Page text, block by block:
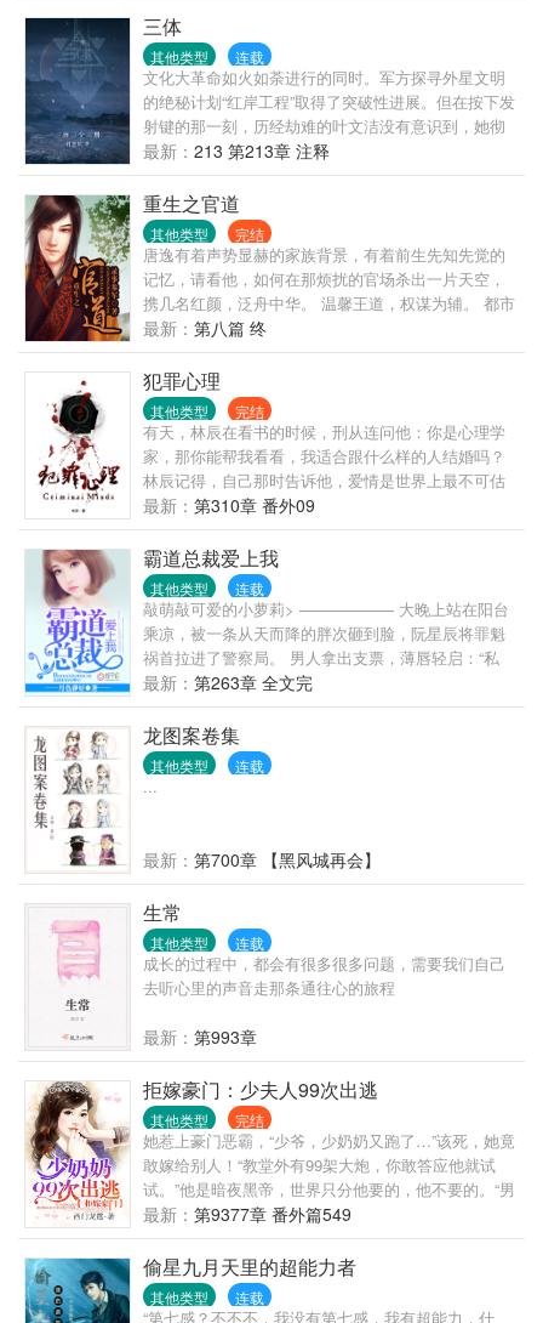
三体
其他类型 连载
文化大革命如火如荼进行的同时。军方探寻外星文明
的绝秘计划“红岸工程”取得了突破性进展。但在按下发
射键的那一刻，历经劫难的叶文洁没有意识到，她彻
底改变了人类的命运。地球文明向宇宙发出的第一声
啼鸣，以太阳为中心，以光速向宇宙深处飞驰…… 四
光年外，“三体文明”正苦苦挣扎——三颗无规则运行的
太阳主导下的百余次毁灭与重生逼迫他们逃离母星。
而恰在此时。他们接收到了地球发来的信息。在运用
超技术锁死地球人的基础科学之后。三体人庞大的宇
宙舰队开始向地球进发…… 人类的末日悄然来临。
最新： 213 第213章 注释
重生之官道
其他类型 完结
唐逸有着声势显赫的家族背景，有着前生先知先觉的
记忆，请看他，如何在那烦扰的官场杀出一片天空，
携几名红颜，泛舟中华。 温馨王道，权谋为辅。 都市
为主，官场为辅。 不一样的都市官场文，轻松而不幼
稚，尽力做到雅俗共赏。
最新： 第八篇 终
犯罪心理
其他类型 完结
有天，林辰在看书的时候，刑从连问他：你是心理学
家，那你能帮我看看，我适合跟什么样的人结婚吗？
林辰记得，自己那时告诉他，爱情是世界上最不可估
量的东西，就算是心理学家也无法预测，因为人与人
的相爱过程中充满了无数变量。刑从连又问，什么是
变量？林辰那时想，变量就是，我以为你只是个普通
的警察，最喜欢在大排档开一瓶啤酒吃小龙虾，却不
知道，你原来是……；又或者说，变量是，我不知道
我会爱上你，也不知道，你何时会爱上我。
最新： 第310章 番外09
霸道总裁爱上我
其他类型 连载
敲萌敲可爱的小萝莉> —————— 大晚上站在阳台
乘凉，被一条从天而降的胖次砸到脸，阮星辰将罪魁
祸首拉进了警察局。 男人拿出支票，薄唇轻启：“私
了。” “……” 好吧，被胖次砸一下，十万块钱轻松到
手，这是好事。 随后就其他赔偿事宜，男人再次丢出
一张支票，“只摸了一边，五万。” 阮星辰才明白，原
来在男人眼中，欧派是分单双的。 …… 后来，阮星辰
发现怪大叔他不仅是个三十多岁的老光棍，还是某跨
坏人我替你收拾。” 条件太过诱人，于是阮星辰欢欢喜
喜的把自己嫁了。 然而婚后—— “眼睛只能看我，心
里只能想我，远离除了我以外的所有男性。” “霸道！
大叔你简直不是人。” “嗯，你昨晚说我是禽 “……”
最新： 第263章 全文完
龙图案卷集
其他类型 连载
...
最新： 第700章 【黑风城再会】
生常
其他类型 连载
成长的过程中，都会有很多很多问题，需要我们自己
去听心里的声音走那条通往心的旅程
最新： 第993章
拒嫁豪门：少夫人99次出逃
其他类型 完结
她惹上豪门恶霸，“少爷，少奶奶又跑了…”该死，她竟
敢嫁给别人！“教堂外有99架大炮，你敢答应他就试
试。”他是暗夜黑帝，世界只分他要的，他不要的。“男
人，你是我不要的！”她带球逃离，几年后领着“迷你
版”归来：“怪叔叔，不准欺负我妈咪！”“欺负她才有你
这个坏东西，不想添个弟弟？”
最新： 第9377章 番外篇549
偷星九月天里的超能力者
其他类型 连载
“第七感？不不不，我没有第七感，我有超能力，什